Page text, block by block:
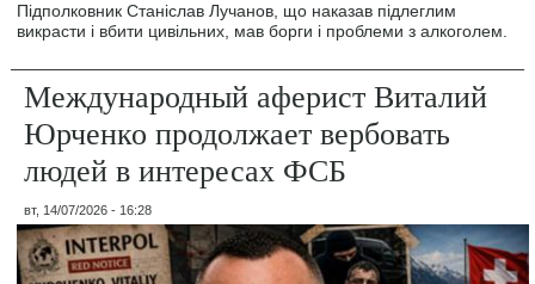
Підполковник Станіслав Лучанов, що наказав підлеглим
викрасти і вбити цивільних, мав борги і проблеми з алкоголем.
Международный аферист Виталий
Юрченко продолжает вербовать
людей в интересах ФСБ
вт, 14/07/2026 - 16:28